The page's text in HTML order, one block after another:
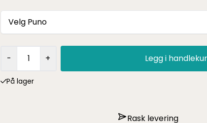
Velg Puno
- + Legg i
På lager
Rask levering